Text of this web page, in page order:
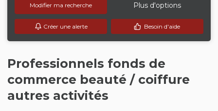
Expertise
Nos métiers
L'agence
Contact
Modifier ma recherche Plus d'options
Créer une alerte Besoin d'aide
Professionnels fonds de
commerce beauté / coiffure
autres activités